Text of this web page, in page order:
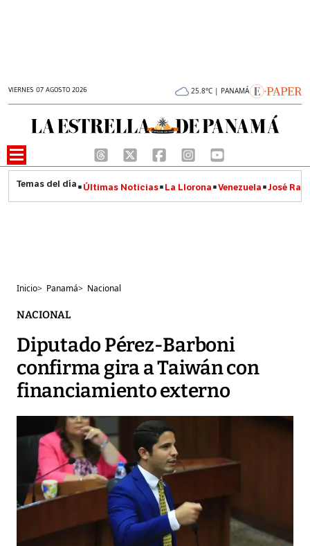
VIERNES 07 AGOSTO 2026 25.8°C | PANAMÁ
Últimas Noticias La Llorona Venezuela José
Inicio> Panamá> Nacional
NACIONAL
Diputado Pérez-Barboni
confirma gira a Taiwán con
financiamiento externo